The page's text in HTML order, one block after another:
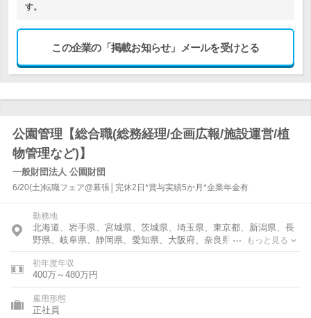
す。
この企業の「掲載お知らせ」メールを受けとる
公園管理【総合職(総務経理/企画広報/施設運営/植
物管理など)】
一般財団法人 公園財団
6/20(土)転職フェア@幕張│完休2日*賞与実績5か月*企業年金有
勤務地
北海道、岩手県、宮城県、茨城県、埼玉県、東京都、新潟県、長
野県、岐阜県、静岡県、愛知県、大阪府、奈良県、香川県、福岡
県、佐賀県
もっと見る
初年度年収
400万～480万円
雇用形態
正社員